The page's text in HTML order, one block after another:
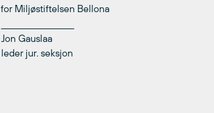
for Miljøstiftelsen Bellona
Jon Gauslaa
leder jur. seksjon